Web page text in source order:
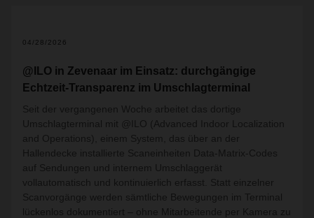
04/28/2026
@ILO in Zevenaar im Einsatz: durchgängige
Echtzeit-Transparenz im Umschlagterminal
Seit der vergangenen Woche arbeitet das dortige
Umschlagterminal mit @ILO (Advanced Indoor Localization
and Operations), einem System, das über an der
Hallendecke installierte Scaneinheiten Data-Matrix-Codes
auf Sendungen und internem Umschlaggerät
vollautomatisch und kontinuierlich erfasst. Statt einzelner
Scanvorgänge werden sämtliche Bewegungen im Terminal
lückenlos dokumentiert – ohne Mitarbeitende per Kamera zu